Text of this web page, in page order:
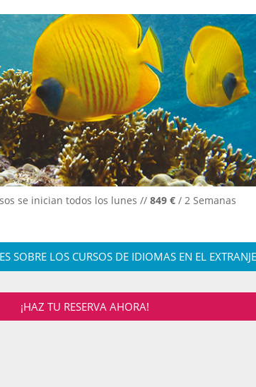
se inician todos los lunes // 849 €/ 2 Semanas
SOBRE LOS CURSOS DE IDIOMAS EN EL
¡HAZ TU RESERVA AHORA!